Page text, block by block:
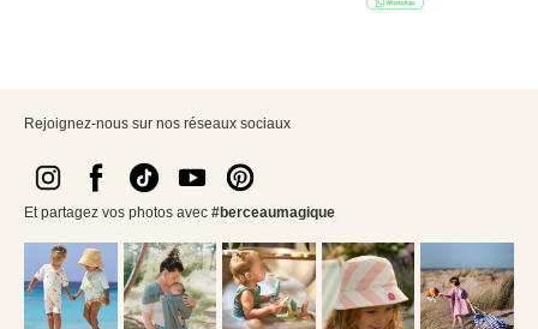
Rejoignez-nous sur nos réseaux sociaux
Et partagez vos photos avec #berceaumagique